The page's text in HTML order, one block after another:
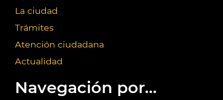
La ciudad
Trámites
Atención ciudadana
Actualidad
Navegación por...